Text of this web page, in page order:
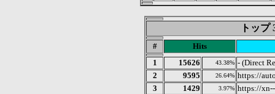
トップ
#
Hits
1
15626 43.38% - (Direct
2
9595 26.64% https://
3
1429 3.97% https://